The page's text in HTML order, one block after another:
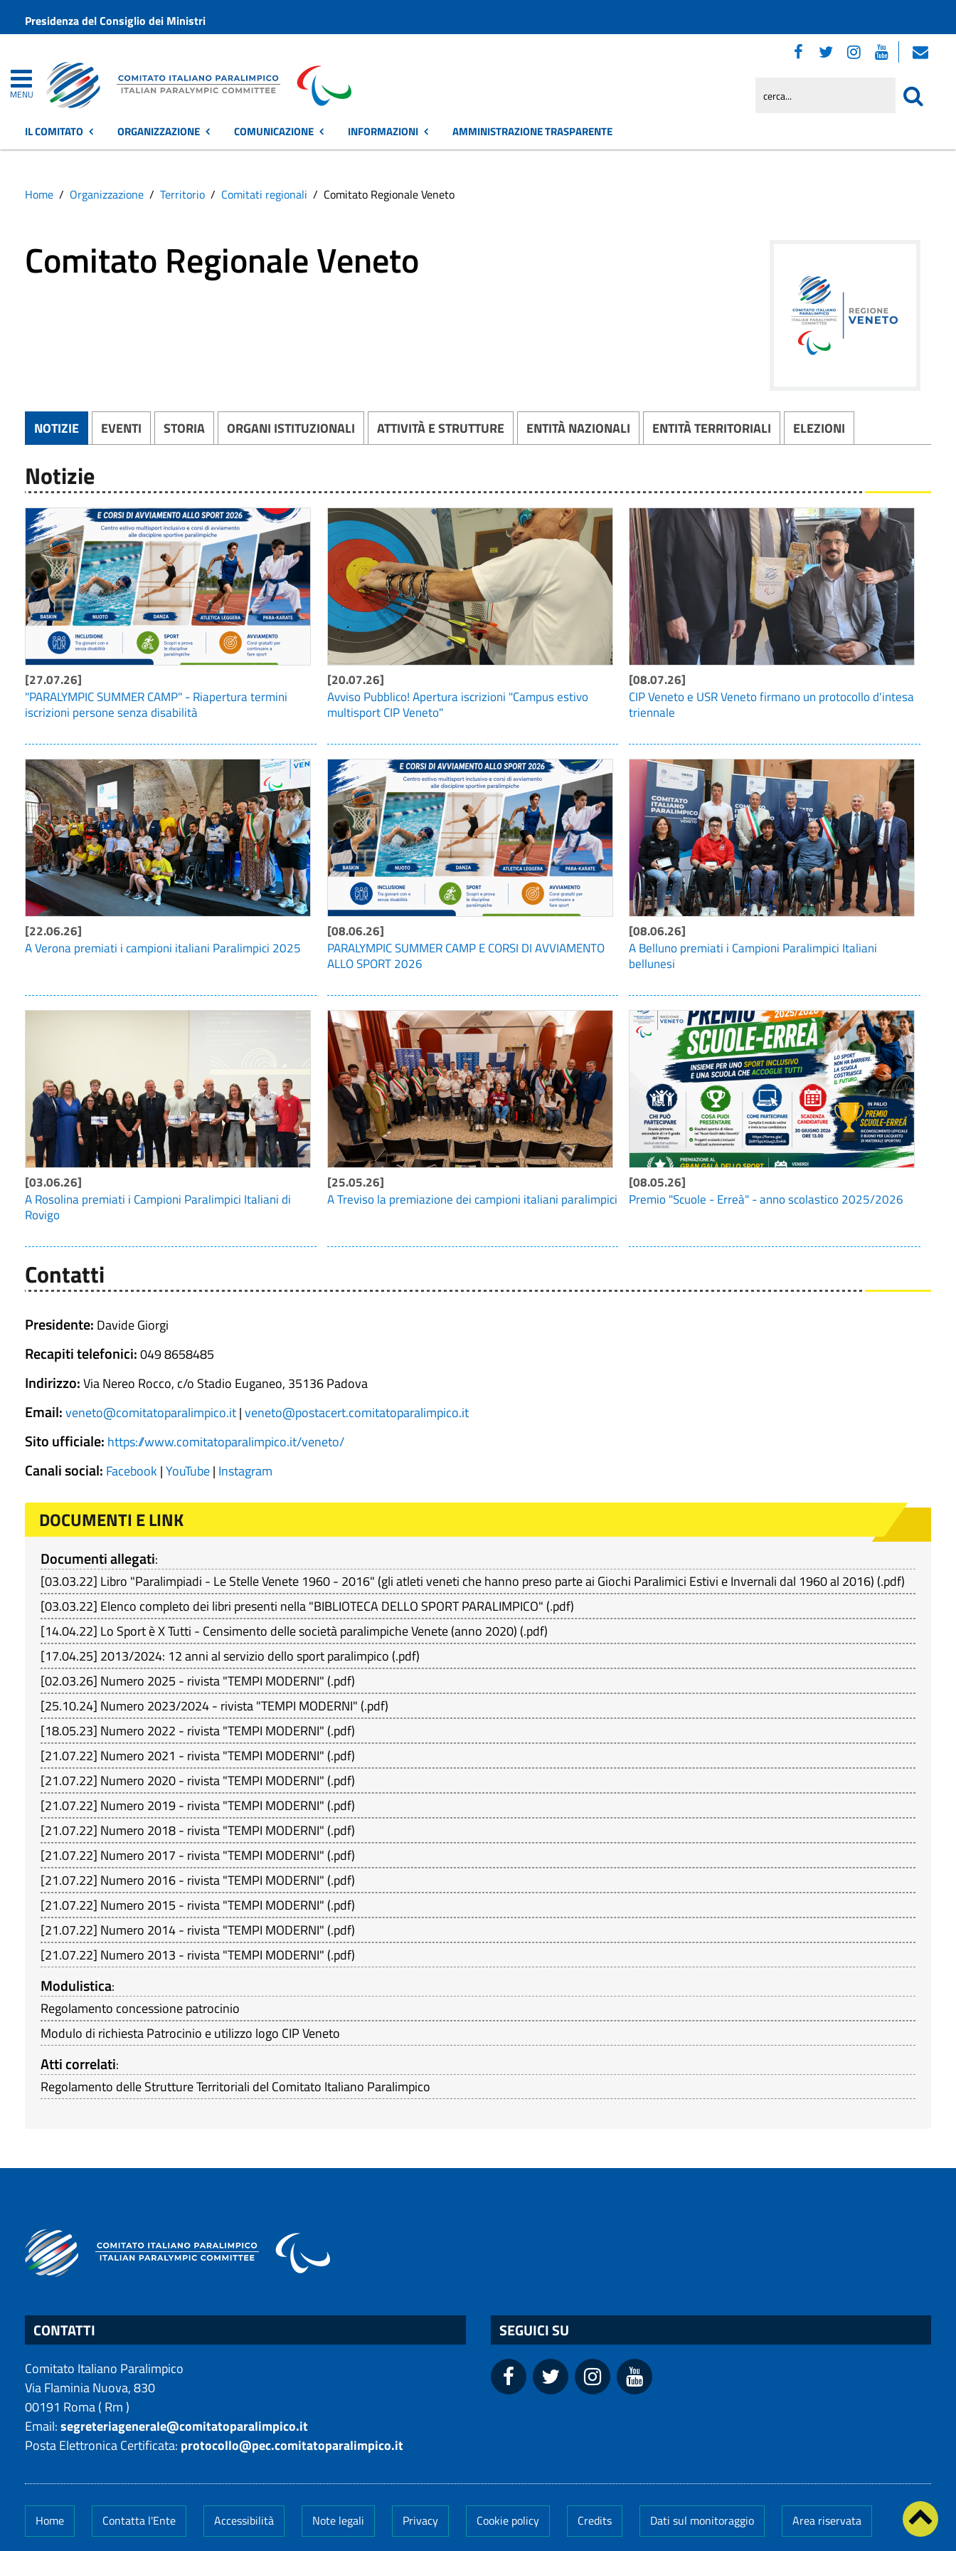
Presidenza del Consiglio dei Ministri
MENU
IL COMITATO ORGANIZZAZIONE COMUNICAZIONE INFORMAZIONI AMMINISTRAZIONE TRASPARENTE
Home Organizzazione Territorio Comitati regionali Comitato Regionale Veneto
Comitato Regionale Veneto
NOTIZIE EVENTI STORIA ORGANI ISTITUZIONALI ATTIVITÀ E STRUTTURE ENTITÀ NAZIONALI ENTITÀ TERRITORIALI ELEZIONI
Notizie
[27.07.26]
"PARALYMPIC SUMMER CAMP" - Riapertura termini
iscrizioni persone senza disabilità
[20.07.26]
Avviso Pubblico! Apertura iscrizioni "Campus estivo
multisport CIP Veneto"
[08.07.26]
CIP Veneto e USR Veneto firmano un protocollo d'intesa
triennale
[22.06.26]
A Verona premiati i campioni italiani Paralimpici 2025
[08.06.26]
PARALYMPIC SUMMER CAMP E CORSI DI AVVIAMENTO
ALLO SPORT 2026
[08.06.26]
A Belluno premiati i Campioni Paralimpici Italiani
bellunesi
[03.06.26]
A Rosolina premiati i Campioni Paralimpici Italiani di
Rovigo
[25.05.26]
A Treviso la premiazione dei campioni italiani paralimpici
[08.05.26]
Premio "Scuole - Erreà" - anno scolastico 2025/2026
Contatti
Presidente: Davide Giorgi
Recapiti telefonici:049 8658485
Indirizzo:Via Nereo Rocco, c/o Stadio Euganeo, 35136 Padova
Email:veneto@comitatoparalimpico.it|veneto@postacert.comitatoparalimpico.it
Sito ufficiale: https://www.comitatoparalimpico.it/veneto/
Canali social: Facebook |YouTube| Instagram
DOCUMENTI E LINK
Documenti allegati:
[03.03.22] Libro "Paralimpiadi - Le Stelle Venete 1960 - 2016" (gli atleti veneti che hanno preso parte ai Giochi Paralimici Estivi e Invernali dal 1960 al 2016) (.pdf)
[03.03.22] Elenco completo dei libri presenti nella "BIBLIOTECA DELLO SPORT PARALIMPICO" (.pdf)
[14.04.22] Lo Sport è X Tutti - Censimento delle società paralimpiche Venete (anno 2020) (.pdf)
[17.04.25] 2013/2024: 12 anni al servizio dello sport paralimpico (.pdf)
[02.03.26] Numero 2025 - rivista "TEMPI MODERNI" (.pdf)
[25.10.24] Numero 2023/2024 - rivista "TEMPI MODERNI" (.pdf)
[18.05.23] Numero 2022 - rivista "TEMPI MODERNI" (.pdf)
[21.07.22] Numero 2021 - rivista "TEMPI MODERNI" (.pdf)
[21.07.22] Numero 2020 - rivista "TEMPI MODERNI" (.pdf)
[21.07.22] Numero 2019 - rivista "TEMPI MODERNI" (.pdf)
[21.07.22] Numero 2018 - rivista "TEMPI MODERNI" (.pdf)
[21.07.22] Numero 2017 - rivista "TEMPI MODERNI" (.pdf)
[21.07.22] Numero 2016 - rivista "TEMPI MODERNI" (.pdf)
[21.07.22] Numero 2015 - rivista "TEMPI MODERNI" (.pdf)
[21.07.22] Numero 2014 - rivista "TEMPI MODERNI" (.pdf)
[21.07.22] Numero 2013 - rivista "TEMPI MODERNI" (.pdf)
Modulistica:
Regolamento concessione patrocinio
Modulo di richiesta Patrocinio e utilizzo logo CIP Veneto
Atti correlati:
Regolamento delle Strutture Territoriali del Comitato Italiano Paralimpico
CONTATTI
Comitato Italiano Paralimpico
Via Flaminia Nuova, 830
00191 Roma( Rm)
Email:segreteriagenerale@comitatoparalimpico.it
Posta Elettronica Certificata: protocollo@pec.comitatoparalimpico.it
SEGUICI SU
Home Contatta l'Ente Accessibilità Note legali Privacy Cookie policy Credits Dati sul monitoraggio Area riservata